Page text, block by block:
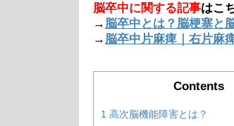
脳卒中に関する記事はこ
→ 脳卒中とは？脳梗塞と
→ 脳卒中片麻痺｜右片麻
Contents
1 高次脳機能障害とは？